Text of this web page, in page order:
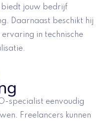
biedt jouw bedrijf
Daarnaast beschikt hij
ervaring in technische
specialist eenvoudig
Freelancers kunnen